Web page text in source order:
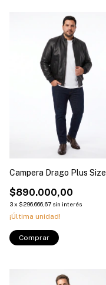
Campera Drago Plus Size
$890.000,00
3x $296.666,67 sin interés
¡Última unidad!
Comprar